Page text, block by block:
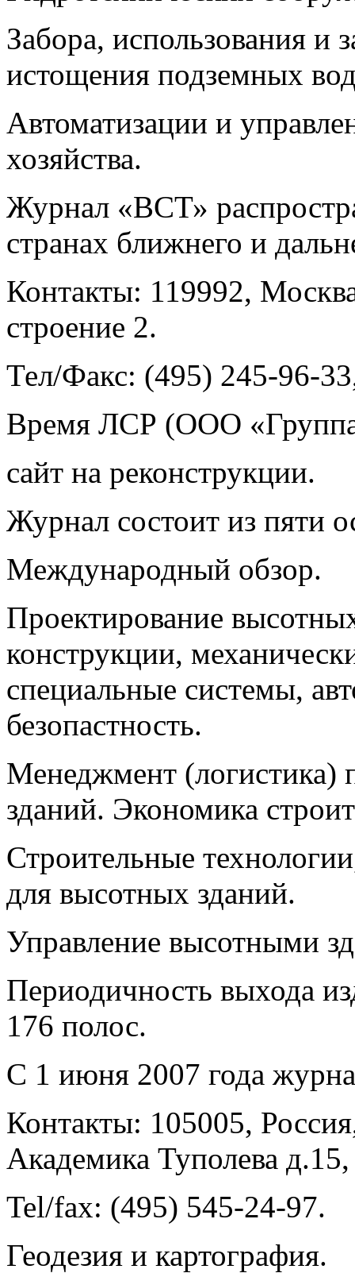
Забора, использования и
истощения подземных
Автоматизации и
хозяйства.
Журнал «ВСТ»
странах ближнего и
Контакты: 119992,
строение 2.
Тел/Факс: (495) 245-96-
Время ЛСР (ООО
сайт на реконструкции.
Журнал состоит из пяти
Международный обзор.
Проектирование
конструкции,
специальные системы,
безопастность.
Менеджмент (логистика)
зданий. Экономика
Строительные
для высотных зданий.
Управление высотными
Периодичность выхода
176 полос.
С 1 июня 2007 года
Контакты: 105005,
Академика Туполева
Tel/fax: (495) 545-24-97.
Геодезия и картография.